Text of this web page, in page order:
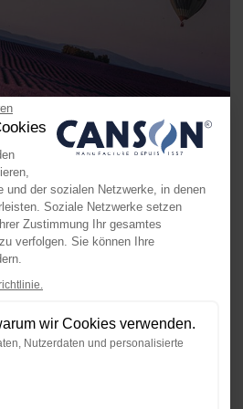
und der sozialen Netzwerke, in denen
Soziale Netzwerke setzen
Zustimmung Ihr gesamtes
verfolgen. Sie können Ihre
wir Cookies verwenden.
Nutzerdaten und personalisierte
consent
Unsere Plattform ermöglicht es